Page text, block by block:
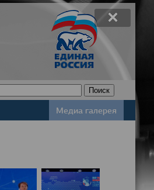
Медиа галерея